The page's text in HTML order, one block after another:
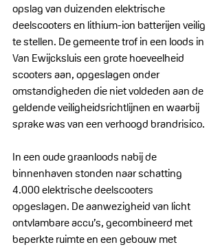
opslag van duizenden elektrische
deelscooters en lithium-ion batterijen veilig
te stellen. De gemeente trof in een loods in
Van Ewijcksluis een grote hoeveelheid
scooters aan, opgeslagen onder
omstandigheden die niet voldeden aan de
geldende veiligheidsrichtlijnen en waarbij
sprake was van een verhoogd brandrisico.
In een oude graanloods nabij de
binnenhaven stonden naar schatting
4.000 elektrische deelscooters
opgeslagen. De aanwezigheid van licht
ontvlambare accu’s, gecombineerd met
beperkte ruimte en een gebouw met